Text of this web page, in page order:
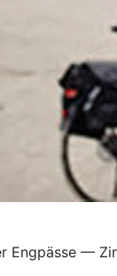
Engpässe —